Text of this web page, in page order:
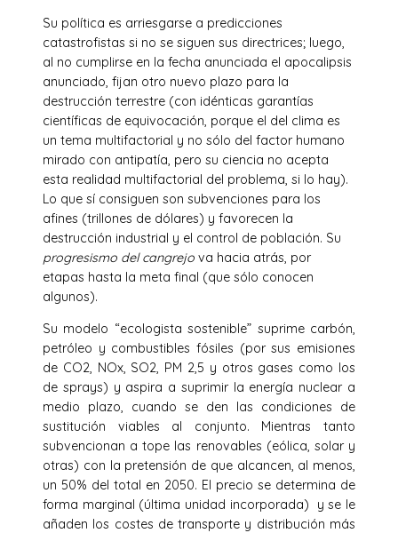
Su política es arriesgarse a predicciones
catastrofistas si no se siguen sus directrices; luego,
al no cumplirse en la fecha anunciada el apocalipsis
anunciado, fijan otro nuevo plazo para la
destrucción terrestre (con idénticas garantías
científicas de equivocación, porque el del clima es
un tema multifactorial y no sólo del factor humano
mirado con antipatía, pero su ciencia no acepta
esta realidad multifactorial del problema, si lo hay).
Lo que sí consiguen son subvenciones para los
afines (trillones de dólares) y favorecen la
destrucción industrial y el control de población. Su
progresismo del cangrejo va hacia atrás, por
etapas hasta la meta final (que sólo conocen
algunos).
Su modelo “ecologista sostenible” suprime carbón,
petróleo y combustibles fósiles (por sus emisiones
de CO2, NOx, SO2, PM 2,5 y otros gases como los
de sprays) y aspira a suprimir la energía nuclear a
medio plazo, cuando se den las condiciones de
sustitución viables al conjunto. Mientras tanto
subvencionan a tope las renovables (eólica, solar y
otras) con la pretensión de que alcancen, al menos,
un 50% del total en 2050. El precio se determina de
forma marginal (última unidad incorporada) y se le
añaden los costes de transporte y distribución más